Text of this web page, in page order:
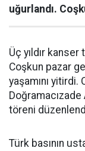
uğurlandı.
Üç yıldır
Coşkun pazar
yaşamını
töreni
Türk basının